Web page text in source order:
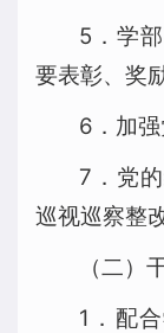
5．学
要表彰、奖
6．加
7．党
巡视巡察整
（二）
1．配